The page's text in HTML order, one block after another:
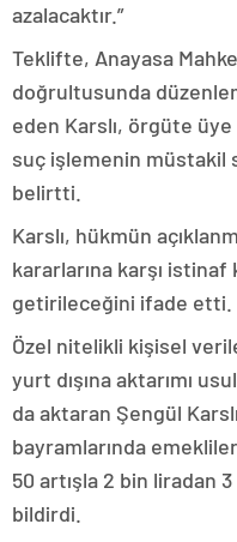
azalacaktır.”
Teklifte, Anayasa
doğrultusunda
eden Karslı, örgüte
suç işlemenin müstakil
belirtti.
Karslı, hükmün
kararlarına karşı
getirileceğini ifade etti.
Özel nitelikli kişisel
yurt dışına aktarımı
da aktaran Şengül
bayramlarında
50 artışla 2 bin liradan
bildirdi.